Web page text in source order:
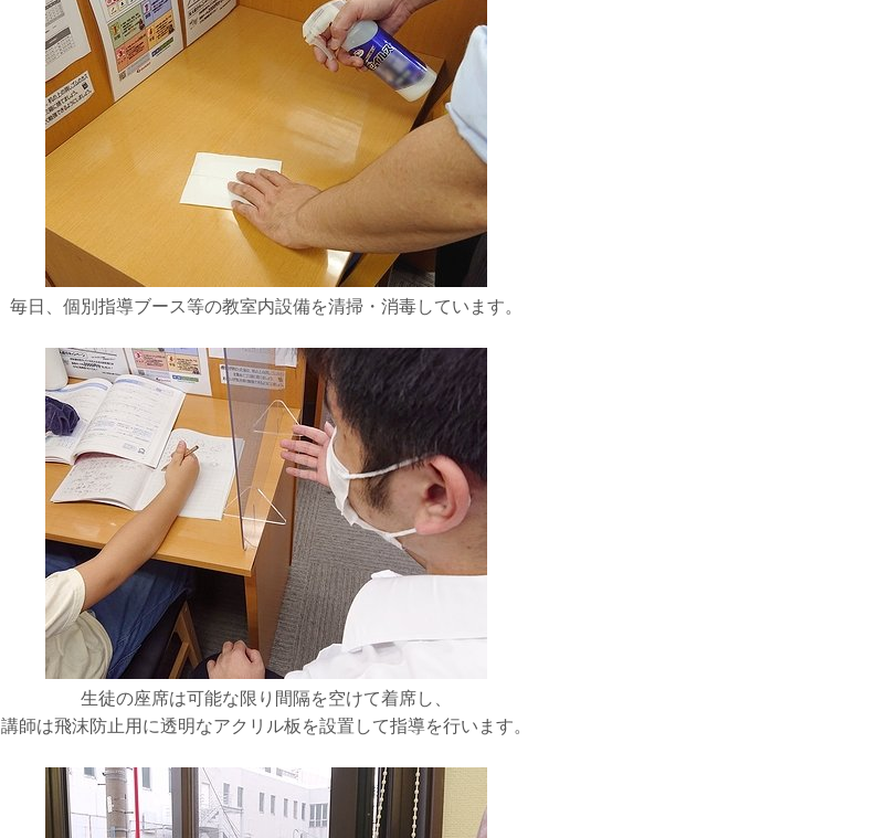
毎日、個別指導ブース等の教室内設備を清掃・消毒しています。
生徒の座席は可能な限り間隔を空けて着席し、
講師は飛沫防止用に透明なアクリル板を設置して指導を行います。